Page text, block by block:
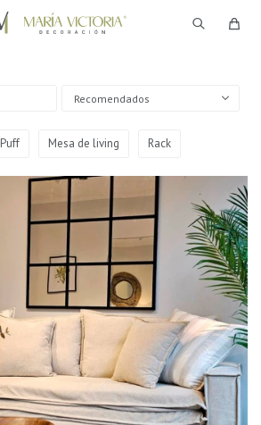
Recomendados
Puff Mesa de living Rack